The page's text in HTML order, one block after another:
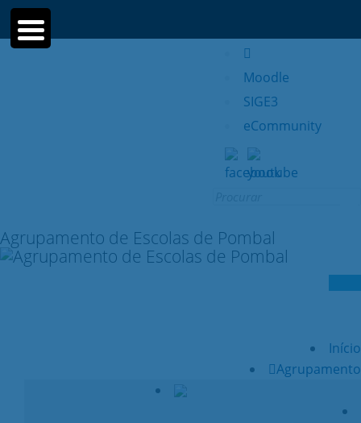
Moodle
SIGE3
eCommunity
Agrupamento de Escolas de Pombal
Início
Agrupamento